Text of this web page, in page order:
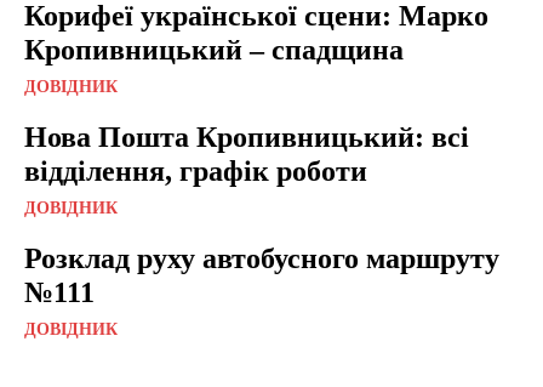
Корифеї української сцени: Марко
Кропивницький – спадщина
ДОВІДНИК
Нова Пошта Кропивницький: всі
відділення, графік роботи
ДОВІДНИК
Розклад руху автобусного маршруту
№111
ДОВІДНИК